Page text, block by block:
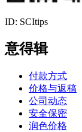
ID: SCItips
意得辑
付款方式
价格与返稿
公司动态
安全保密
润色价格